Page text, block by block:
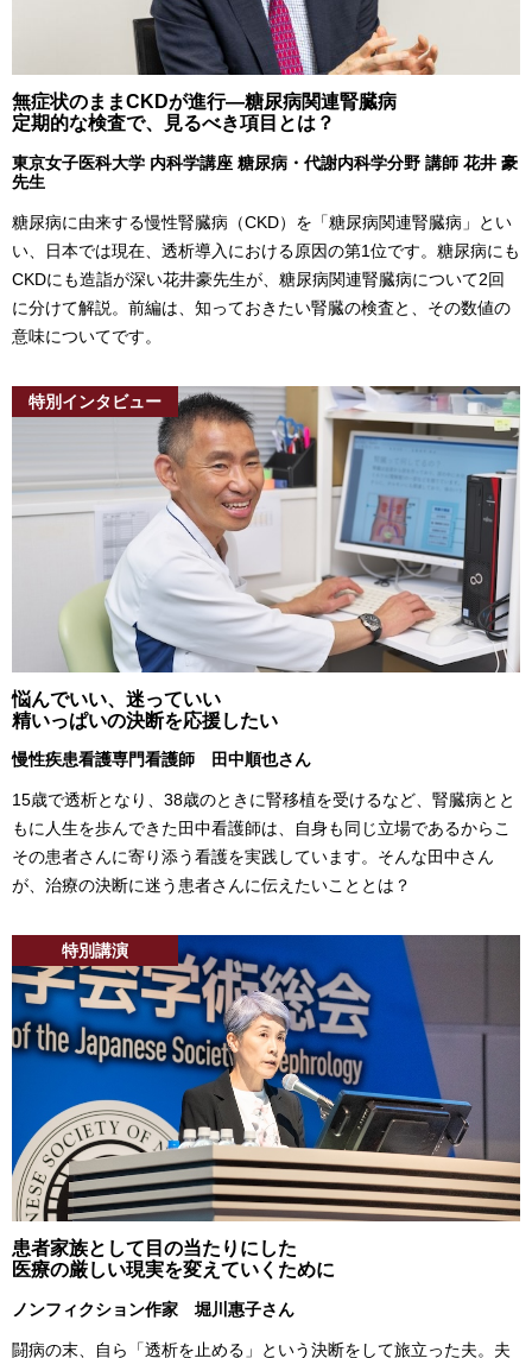
無症状のままCKDが進行―糖尿病関連腎臓病
定期的な検査で、見るべき項目とは？
東京女子医科大学 内科学講座 糖尿病・代謝内科学分野 講師 花井 豪
先生
糖尿病に由来する慢性腎臓病（CKD）を「糖尿病関連腎臓病」とい
い、日本では現在、透析導入における原因の第1位です。糖尿病にも
CKDにも造詣が深い花井豪先生が、糖尿病関連腎臓病について2回
に分けて解説。前編は、知っておきたい腎臓の検査と、その数値の
意味についてです。
特別インタビュー
悩んでいい、迷っていい
精いっぱいの決断を応援したい
慢性疾患看護専門看護師 田中順也さん
15歳で透析となり、38歳のときに腎移植を受けるなど、腎臓病とと
もに人生を歩んできた田中看護師は、自身も同じ立場であるからこ
その患者さんに寄り添う看護を実践しています。そんな田中さん
が、治療の決断に迷う患者さんに伝えたいこととは？
特別講演
患者家族として目の当たりにした
医療の厳しい現実を変えていくために
ノンフィクション作家 堀川惠子さん
闘病の末、自ら「透析を止める」という決断をして旅立った夫。夫